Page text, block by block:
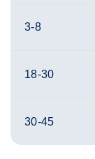
3-8
18-30
30-45